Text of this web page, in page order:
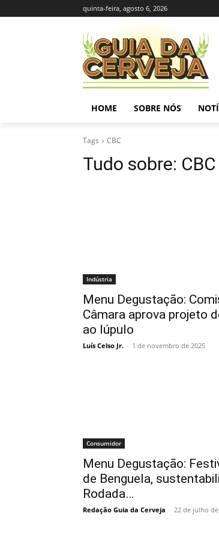
quinta-feira, agosto 6, 2026
HOME SOBRE NÓS
Tags CBC
Tudo sobre: CBC
Indústria
Menu Degustação:
Câmara aprova projeto
ao lúpulo
Luís Celso Jr. - 1 de novembro de 2025
Consumidor
Menu Degustação:
de Benguela,
Rodada…
Redação Guia da Cerveja - 22 de julho